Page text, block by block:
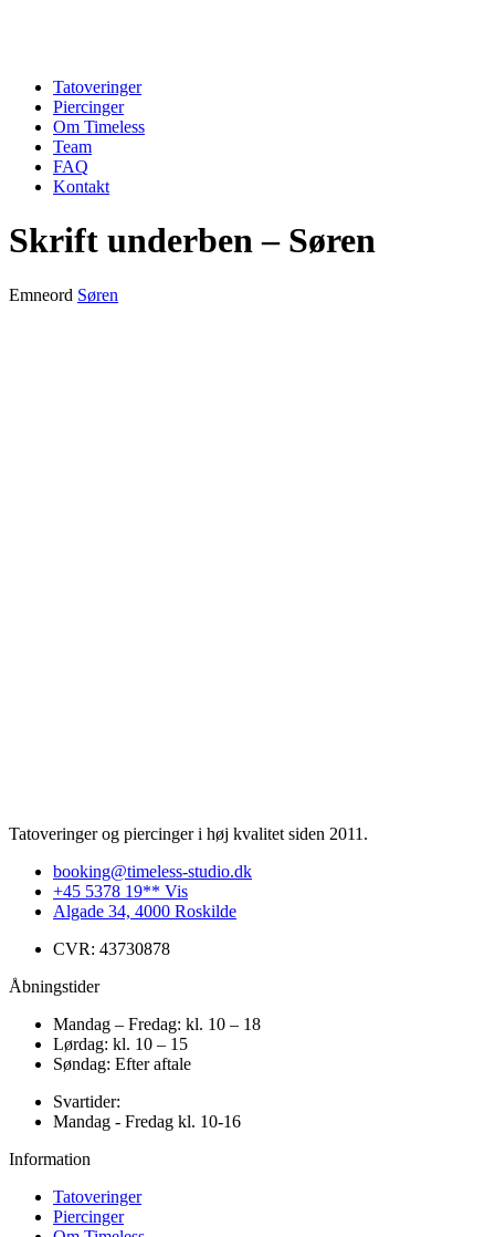
Tatoveringer
Piercinger
Om Timeless
Team
FAQ
Kontakt
Skrift underben – Søren
Emneord Søren
Tatoveringer og piercinger i høj kvalitet siden 2011.
booking@timeless-studio.dk
+45 5378 19** Vis
Algade 34, 4000 Roskilde
CVR: 43730878
Åbningstider
Mandag – Fredag: kl. 10 – 18
Lørdag: kl. 10 – 15
Søndag: Efter aftale
Svartider:
Mandag - Fredag kl. 10-16
Information
Tatoveringer
Piercinger